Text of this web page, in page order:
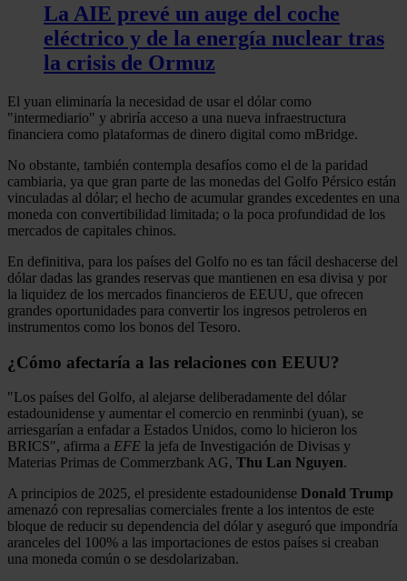
La AIE prevé un auge del coche
eléctrico y de la energía nuclear tras
la crisis de Ormuz
El yuan eliminaría la necesidad de usar el dólar como
"intermediario" y abriría acceso a una nueva infraestructura
financiera como plataformas de dinero digital como mBridge.
No obstante, también contempla desafíos como el de la paridad
cambiaria, ya que gran parte de las monedas del Golfo Pérsico están
vinculadas al dólar; el hecho de acumular grandes excedentes en una
moneda con convertibilidad limitada; o la poca profundidad de los
mercados de capitales chinos.
En definitiva, para los países del Golfo no es tan fácil deshacerse del
dólar dadas las grandes reservas que mantienen en esa divisa y por
la liquidez de los mercados financieros de EEUU, que ofrecen
grandes oportunidades para convertir los ingresos petroleros en
instrumentos como los bonos del Tesoro.
¿Cómo afectaría a las relaciones con EEUU?
"Los países del Golfo, al alejarse deliberadamente del dólar
estadounidense y aumentar el comercio en renminbi (yuan), se
arriesgarían a enfadar a Estados Unidos, como lo hicieron los
BRICS", afirma a EFE la jefa de Investigación de Divisas y
Materias Primas de Commerzbank AG, Thu Lan Nguyen.
A principios de 2025, el presidente estadounidense Donald Trump
amenazó con represalias comerciales frente a los intentos de este
bloque de reducir su dependencia del dólar y aseguró que impondría
aranceles del 100% a las importaciones de estos países si creaban
una moneda común o se desdolarizaban.